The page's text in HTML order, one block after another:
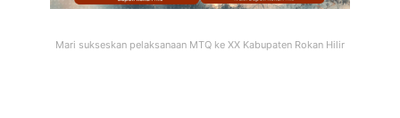
Mari sukseskan pelaksanaan MTQ ke XX Kabupaten Rokan Hilir